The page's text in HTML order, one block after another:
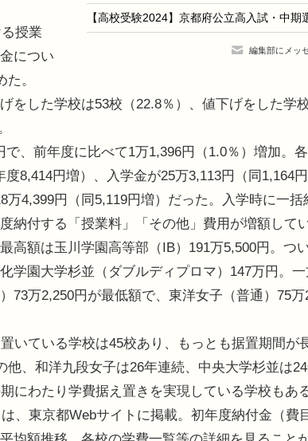
編集部にメッ
授業
につい
。
した学校は53校（22.8％）、値下げをした学
、前年度に比べて1万1,396円（1.0％）増加。
8,414円増）、入学金が25万3,113円（同1,164円
4,399円（同5,119円増）だった。入学時に一括
納付する「授業料」「その他」費用が増額してい
額は玉川学園高等部（IB）191万5,500円。つ
学園大学杉並（ダブルディプロマ）147万円。一
73万2,250円が最低額で、東洋女子（普通）75万
いている学校は45校あり、もっとも据置期間が
、和洋九段女子は26年連続、中央大学杉並は
にわたり学費据え置きを実現している学校もある
、東京都Webサイトに掲載。初年度納付金（費